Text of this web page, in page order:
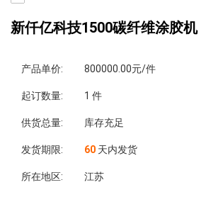
新仟亿科技1500碳纤维涂胶机
产品单价: 800000.00元/件
起订数量: 1 件
供货总量: 库存充足
发货期限: 60 天内发货
所在地区: 江苏